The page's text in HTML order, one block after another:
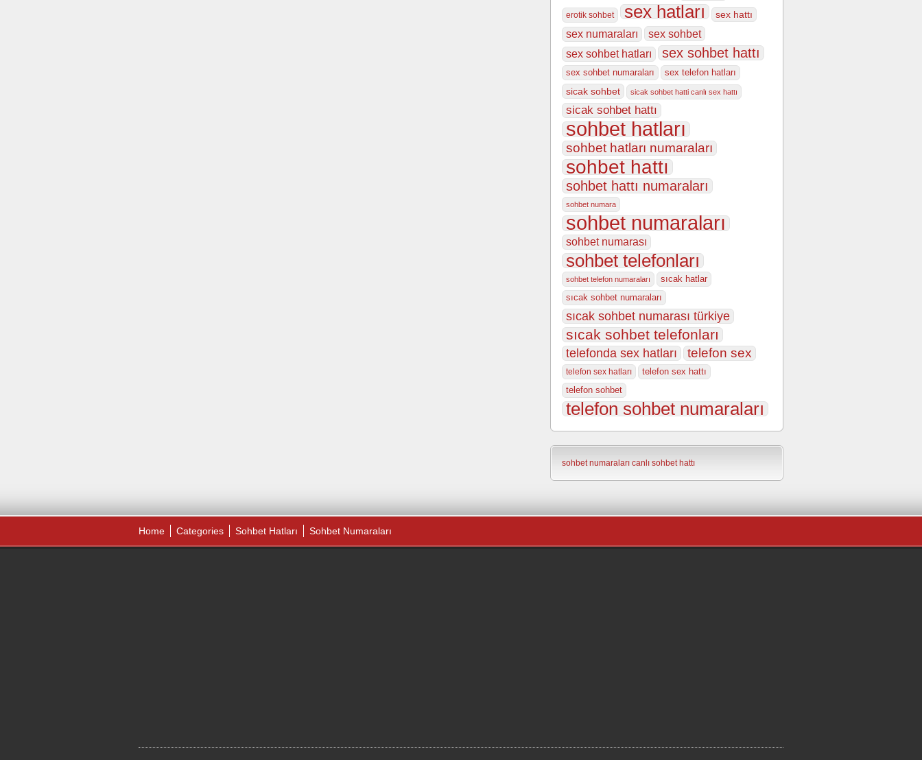
erotik sohbet sex hatları sex hattı
sex numaraları sex sohbet
sex sohbet hatları sex sohbet hattı
sex sohbet numaraları sex telefon hatları
sicak sohbet sicak sohbet hatti canlı sex hattı
sicak sohbet hattı
sohbet hatları
sohbet hatları numaraları
sohbet hattı
sohbet hattı numaraları
sohbet numara
sohbet numaraları
sohbet numarası
sohbet telefonları
sohbet telefon numaraları
sıcak hatlar
sıcak sohbet numaraları
sıcak sohbet numarası türkiye
sıcak sohbet telefonları
telefonda sex hatları telefon sex
telefon sex hatları
telefon sex hattı
telefon sohbet
telefon sohbet numaraları
sohbet numaraları canlı sohbet hattı
Home Categories Sohbet Hatları Sohbet Numaraları